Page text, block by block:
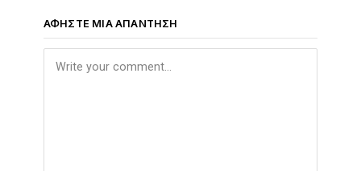
ΑΦΉΣΤΕ ΜΙΑ ΑΠΆΝΤΗΣΗ